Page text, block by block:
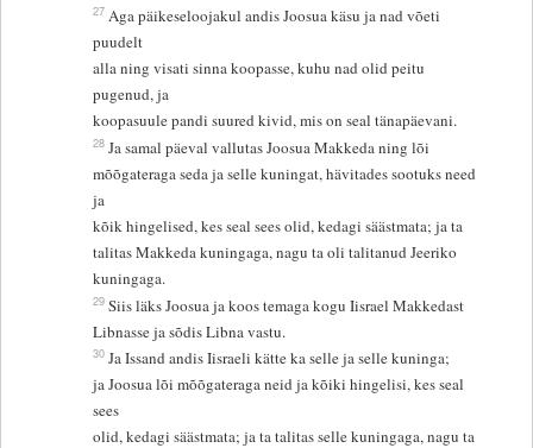
27 Aga päikeseloojakul andis Joosua käsu ja nad võeti
puudelt
alla ning visati sinna koopasse, kuhu nad olid peitu
pugenud, ja
koopasuule pandi suured kivid, mis on seal tänapäevani.
28 Ja samal päeval vallutas Joosua Makkeda ning lõi
mõõgateraga seda ja selle kuningat, hävitades sootuks need
ja
kõik hingelised, kes seal sees olid, kedagi säästmata; ja ta
talitas Makkeda kuningaga, nagu ta oli talitanud Jeeriko
kuningaga.
29 Siis läks Joosua ja koos temaga kogu Iisrael Makkedast
Libnasse ja sõdis Libna vastu.
30 Ja Issand andis Iisraeli kätte ka selle ja selle kuninga;
ja Joosua lõi mõõgateraga neid ja kõiki hingelisi, kes seal
sees
olid, kedagi säästmata; ja ta talitas selle kuningaga, nagu ta